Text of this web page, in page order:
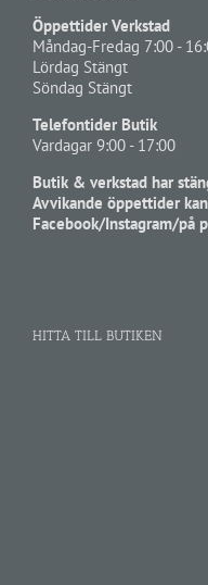
Öppettider Verkstad
Måndag-Fredag 7:00 -
Lördag Stängt
Söndag Stängt
Telefontider Butik
Vardagar 9:00 - 17:00
Butik & verkstad har
Avvikande öppettider
Facebook/Instagram/på
HITTA TILL BUTIKEN